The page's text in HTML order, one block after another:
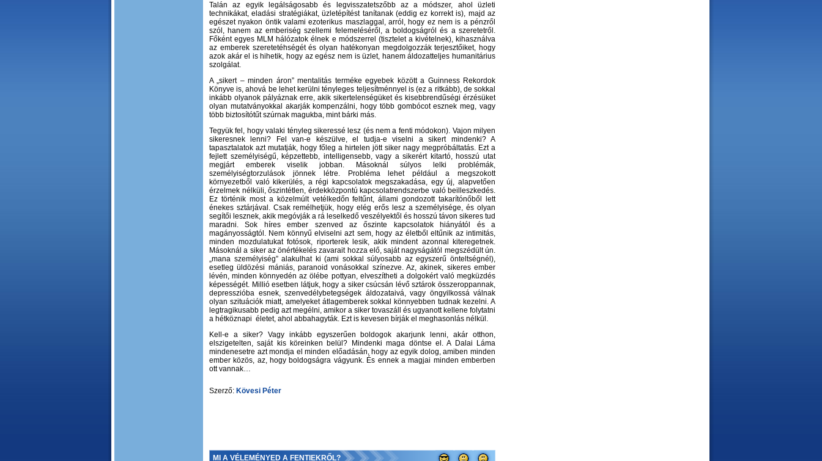
Talán az egyik legálságosabb és legvisszatetszőbb az a módszer, ahol üzleti
technikákat, eladási stratégiákat, üzletépítést tanítanak (eddig ez korrekt is), majd az
egészet nyakon öntik valami ezoterikus maszlaggal, arról, hogy ez nem is a pénzről
szól, hanem az emberiség szellemi felemeléséről, a boldogságról és a szeretetről.
Főként egyes MLM hálózatok élnek e módszerrel (tisztelet a kivételnek), kihasználva
az emberek szeretetéhségét és olyan hatékonyan megdolgozzák terjesztőiket, hogy
azok akár el is hihetik, hogy az egész nem is üzlet, hanem áldozatteljes humanitárius
szolgálat.
A „sikert – minden áron” mentalitás terméke egyebek között a Guinness Rekordok
Könyve is, ahová be lehet kerülni tényleges teljesítménnyel is (ez a ritkább), de sokkal
inkább olyanok pályáznak erre, akik sikertelenségüket és kisebbrendűségi érzésüket
olyan mutatványokkal akarják kompenzálni, hogy több gombócot esznek meg, vagy
több biztosítótűt szúrnak magukba, mint bárki más.
Tegyük fel, hogy valaki tényleg sikeressé lesz (és nem a fenti módokon). Vajon milyen
sikeresnek lenni? Fel van-e készülve, el tudja-e viselni a sikert mindenki? A
tapasztalatok azt mutatják, hogy főleg a hirtelen jött siker nagy megpróbáltatás. Ezt a
fejlett személyiségű, képzettebb, intelligensebb, vagy a sikerért kitartó, hosszú utat
megjárt emberek viselik jobban. Másoknál súlyos lelki problémák,
személyiségtorzulások jönnek létre. Probléma lehet például a megszokott
környezetből való kikerülés, a régi kapcsolatok megszakadása, egy új, alapvetően
érzelmek nélküli, őszintétlen, érdekközpontú kapcsolatrendszerbe való beilleszkedés.
Ez történik most a közelmúlt vetélkedőn feltűnt, állami gondozott takarítónőből lett
énekes sztárjával. Csak remélhetjük, hogy elég erős lesz a személyisége, és olyan
segítői lesznek, akik megóvják a rá leselkedő veszélyektől és hosszú távon sikeres tud
maradni. Sok híres ember szenved az őszinte kapcsolatok hiányától és a
magányosságtól. Nem könnyű elviselni azt sem, hogy az életből eltűnik az intimitás,
minden mozdulatukat fotósok, riporterek lesik, akik mindent azonnal kiteregetnek.
Másoknál a siker az önértékelés zavarait hozza elő, saját nagyságától megszédült ún.
„mana személyiség” alakulhat ki (ami sokkal súlyosabb az egyszerű önteltségnél),
esetleg üldözési mániás, paranoid vonásokkal színezve. Az, akinek, sikeres ember
lévén, minden könnyedén az ölébe pottyan, elveszítheti a dolgokért való megküzdés
képességét. Millió esetben látjuk, hogy a siker csúcsán lévő sztárok összeroppannak,
depresszióba esnek, szenvedélybetegségek áldozataivá, vagy öngyilkossá válnak
olyan szituációk miatt, amelyeket átlagemberek sokkal könnyebben tudnak kezelni. A
legtragikusabb pedig azt megélni, amikor a siker tovaszáll és ugyanott kellene folytatni
a hétköznapi életet, ahol abbahagyták. Ezt is kevesen bírják el meghasonlás nélkül.
Kell-e a siker? Vagy inkább egyszerűen boldogok akarjunk lenni, akár otthon,
elszigetelten, saját kis köreinken belül? Mindenki maga döntse el. A Dalai Láma
mindenesetre azt mondja el minden előadásán, hogy az egyik dolog, amiben minden
ember közös, az, hogy boldogságra vágyunk. És ennek a magjai minden emberben
ott vannak…
Szerző: Kövesi Péter
MI A VÉLEMÉNYED A FENTIEKRŐL?